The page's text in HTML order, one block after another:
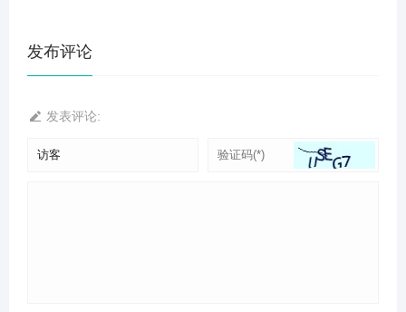
发布评论
发表评论: